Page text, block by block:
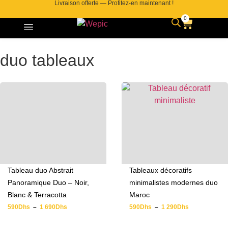
Livraison offerte — Profitez-en maintenant !
0
duo tableaux
Tableau duo Abstrait
Panoramique Duo – Noir,
Blanc & Terracotta
590Dhs – 1 690Dhs
Tableaux décoratifs
minimalistes modernes duo
Maroc
590Dhs – 1 290Dhs